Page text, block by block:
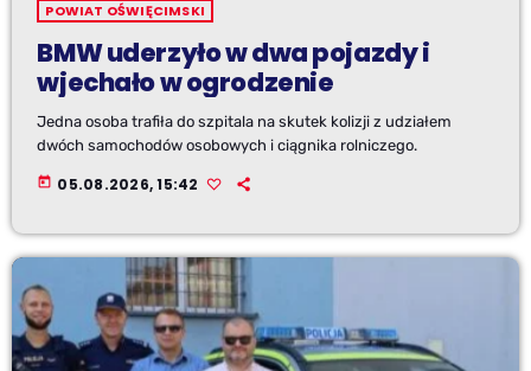
POWIAT OŚWIĘCIMSKI
BMW uderzyło w dwa pojazdy i
wjechało w ogrodzenie
Jedna osoba trafiła do szpitala na skutek kolizji z udziałem
dwóch samochodów osobowych i ciągnika rolniczego.
today 05.08.2026, 15:42